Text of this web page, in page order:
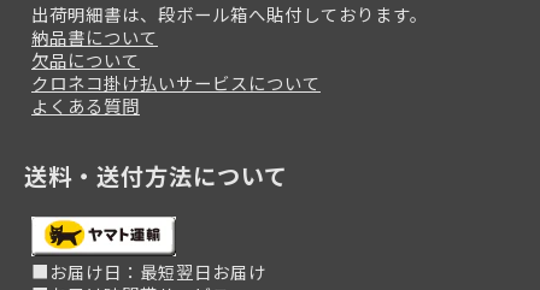
出荷明細書は、段ボール箱へ貼付しております。
納品書について
欠品について
クロネコ掛け払いサービスについて
よくある質問
送料・送付方法について
■お届け日：最短翌日お届け